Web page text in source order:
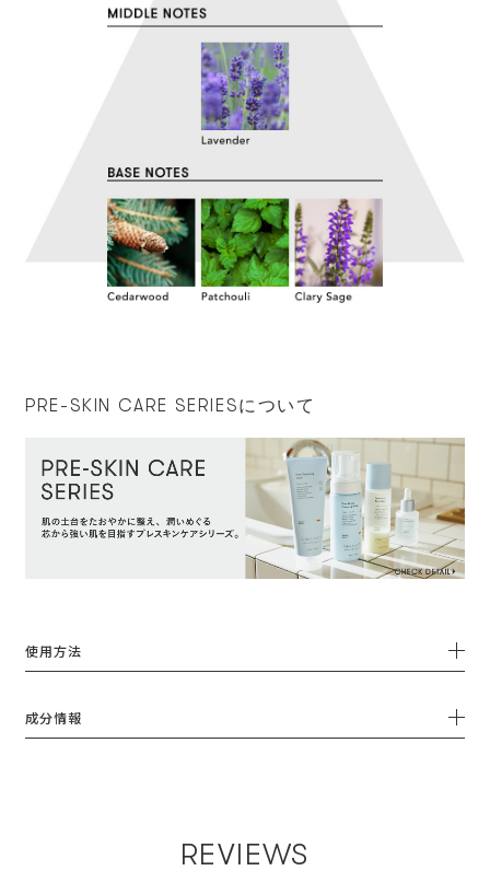
PRE-SKIN CARE SERIESについて
使用方法
成分情報
REVIEWS